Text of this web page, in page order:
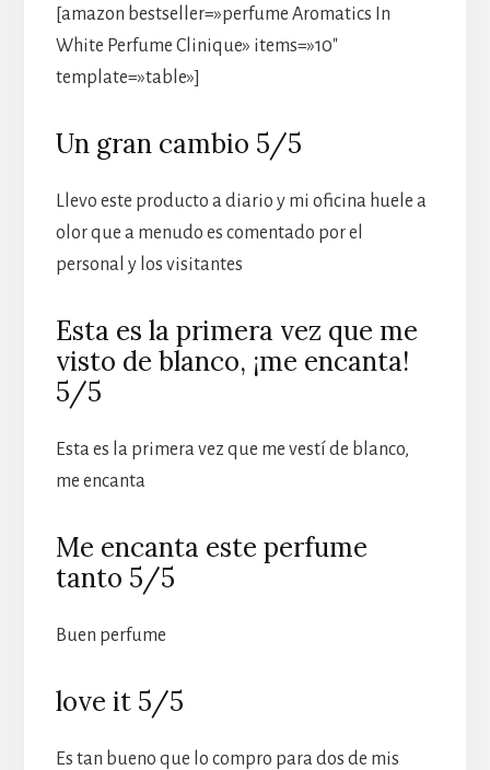
[amazon bestseller=»perfume Aromatics In
White Perfume Clinique» items=»10″
template=»table»]
Un gran cambio 5/5
Llevo este producto a diario y mi oficina huele a
olor que a menudo es comentado por el
personal y los visitantes
Esta es la primera vez que me
visto de blanco, ¡me encanta!
5/5
Esta es la primera vez que me vestí de blanco,
me encanta
Me encanta este perfume
tanto 5/5
Buen perfume
love it 5/5
Es tan bueno que lo compro para dos de mis